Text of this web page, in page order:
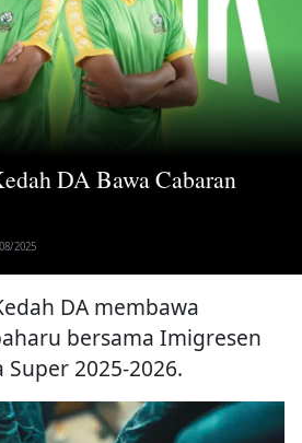
DA Bawa Cabaran
2025
DA membawa
bersama Imigresen
2025-2026.